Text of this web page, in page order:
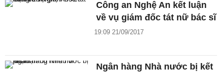
Công an Nghệ An kết luận
về vụ giám đốc tát nữ bác sĩ
19:09 21/09/2017
Ngân hàng Nhà nước bị kết